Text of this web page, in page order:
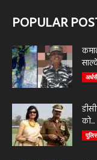
POPULAR
को...